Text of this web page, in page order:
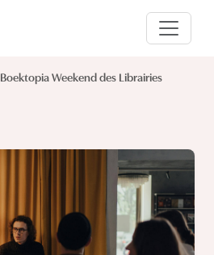
Boektopia Weekend des Librairies